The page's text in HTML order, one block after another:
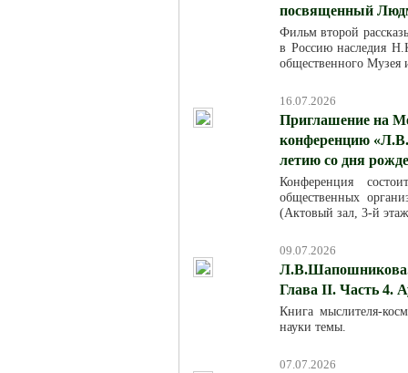
посвященный
Фильм второй
в Россию наследия
общественного
16.07.2026
Приглашение на
конференцию
летию со дня
Конференция
общественных
(Актовый зал, 3-й
09.07.2026
Л.В.Шапошникова.
Глава II. Часть 4.
Книга мыслителя-
науки темы.
07.07.2026